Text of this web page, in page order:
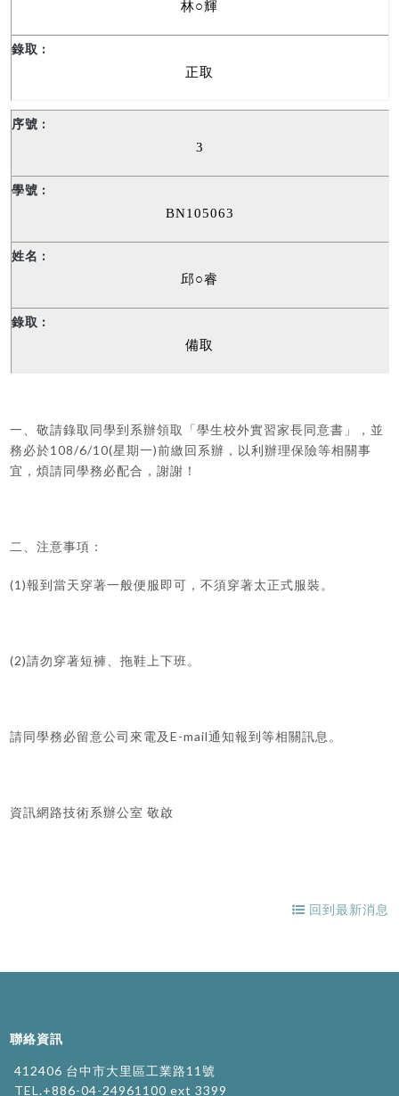
林○輝
正取
3
BN105063
邱○睿
備取
一、敬請錄取同學到系辦領取「學生校外實習家長同意書」，並
務必於108/6/10(星期一)前繳回系辦，以利辦理保險等相關事
宜，煩請同學務必配合，謝謝！
二、注意事項：
(1)報到當天穿著一般便服即可，不須穿著太正式服裝。
(2)請勿穿著短褲、拖鞋上下班。
請同學務必留意公司來電及 E-mail通知報到等相關訊息。
資訊網路技術系辦公室 敬啟
回到最新消息
聯絡資訊
412406 台中市大里區工業路11號
TEL.+886-04-24961100 ext 3399